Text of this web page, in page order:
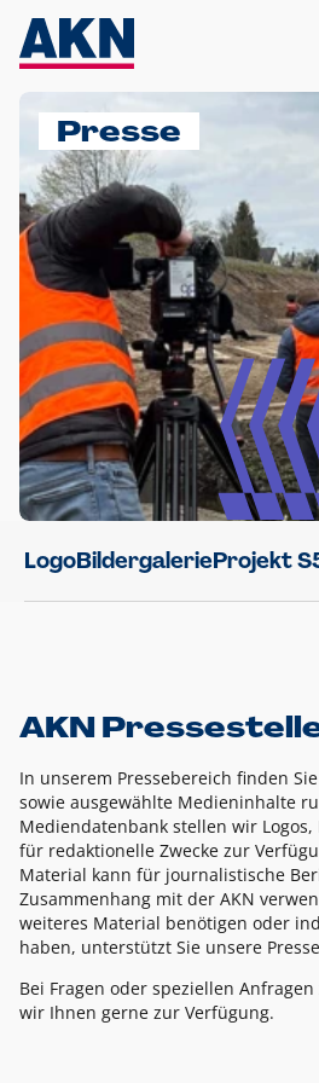
Presse
LogoBildergalerieProjekt
AKN
In unserem Pressebereich finden
sowie ausgewählte Medieninhalte
Mediendatenbank stellen wir
für redaktionelle Zwecke zur
Material kann für journalistische
Zusammenhang mit der AKN
weiteres Material benötigen oder
haben, unterstützt Sie unsere
Bei Fragen oder speziellen
wir Ihnen gerne zur Verfügung.